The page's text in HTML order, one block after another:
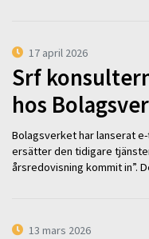
17 april 2026
Srf
hos
Bolagsverket har lanserat
ersätter den tidigare
årsredovisning kommit in”.
13 mars 2026